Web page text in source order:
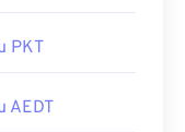
PKT
AEDT